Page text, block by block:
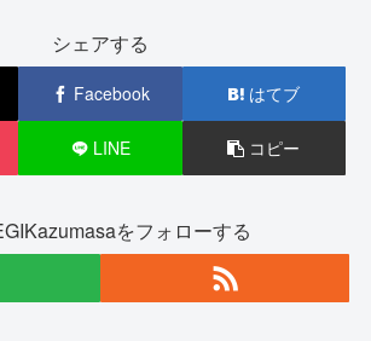
シェアする
Facebook はてブ
LINE コピー
をフォローする